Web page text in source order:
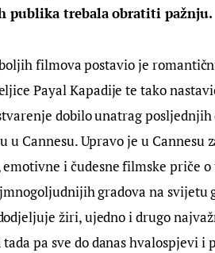
publika trebala obratiti pažnju.
filmova postavio je
Payal Kapadije te tako
dobilo unatrag posljednjih
Cannesu. Upravo je u Cannesu
i čudesne filmske priče
gradova na svijetu
žiri, ujedno i drugo
pa sve do danas hvalospjevi i